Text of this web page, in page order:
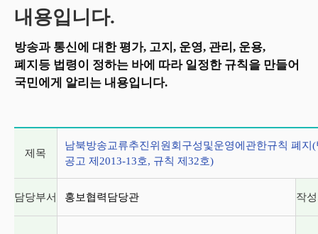
내용입니다.
방송과 통신에 대한 평가, 고지, 운영, 관리, 운용,
폐지등 법령이 정하는 바에 따라 일정한 규칙을 만들어
국민에게 알리는 내용입니다.
제목
남북방송교류추진위원회구성및운영에관한규칙 폐지
공고 제2013-13호, 규칙 제32호)
담당부서 홍보협력담당관 작